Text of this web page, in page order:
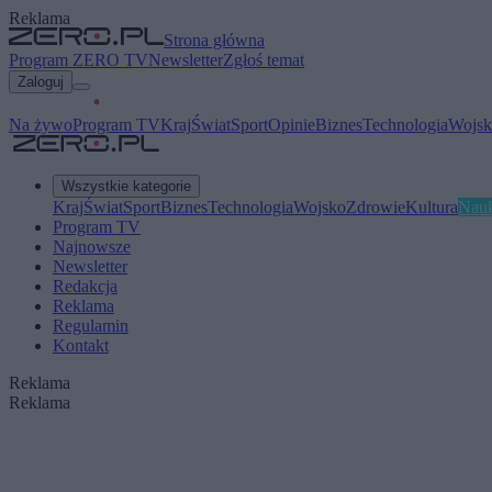
Reklama
Strona główna
Program ZERO TVNewsletterZgłoś temat
Zaloguj
Na żywoProgram TVKrajŚwiatSportOpinieBiznesTechnologia
Wszystkie kategorie
KrajŚwiatSportBiznesTechnologiaWojskoZdrowieKultura
Program TV
Najnowsze
Newsletter
Redakcja
Reklama
Regulamin
Kontakt
Reklama
Reklama